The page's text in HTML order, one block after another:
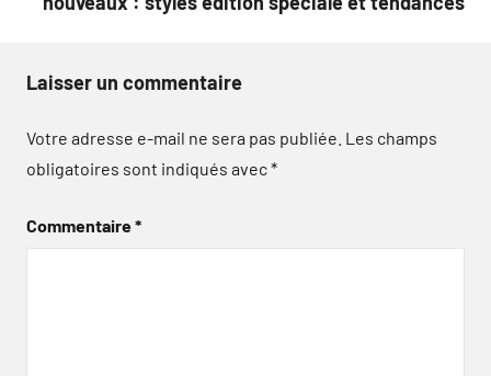
Laisser un commentaire
Votre adresse e-mail ne sera pas publiée. Les champs
obligatoires sont indiqués avec*
Commentaire*